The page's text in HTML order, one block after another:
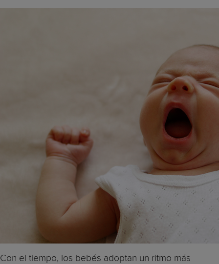
Con el tiempo, los bebés adoptan un ritmo más